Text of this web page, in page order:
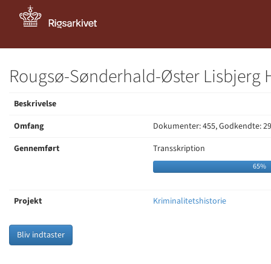
Rougsø-Sønderhald-Øster Lisbjerg
Beskrivelse
Omfang
Dokumenter: 455, Godkendte:
Gennemført
Transskription
65%
Projekt Kriminalitetshistorie
Bliv indtaster